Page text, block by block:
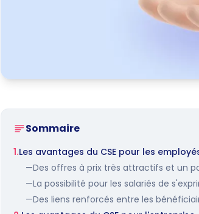
Sommaire
1.Les avantages du CSE pour les
—Des offres à prix très attractifs et un
—La possibilité pour les salariés de
—Des liens renforcés entre les